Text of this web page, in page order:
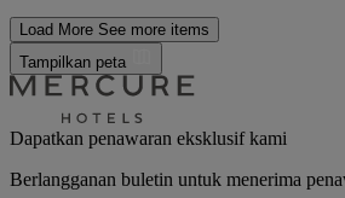
Load More See more items
Tampilkan peta
Dapatkan penawaran eksklusif kami
Berlangganan buletin untuk menerima